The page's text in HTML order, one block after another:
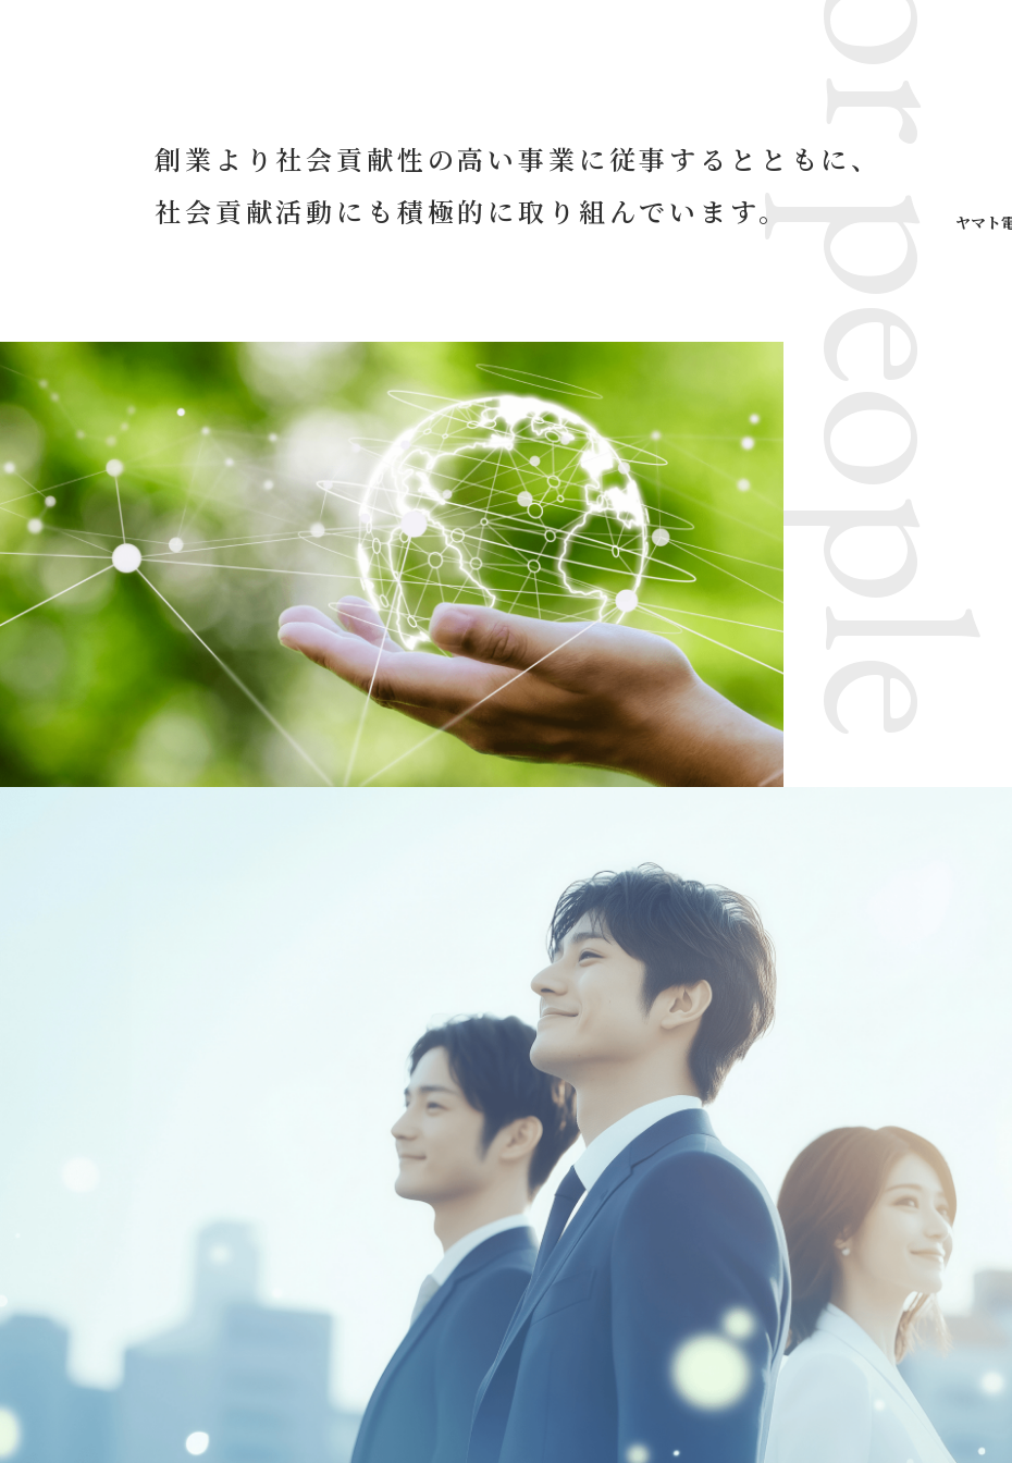
創業より社会貢献性の高い事業に従事するとともに、
社会貢献活動にも積極的に取り組んでいます。
ヤマト